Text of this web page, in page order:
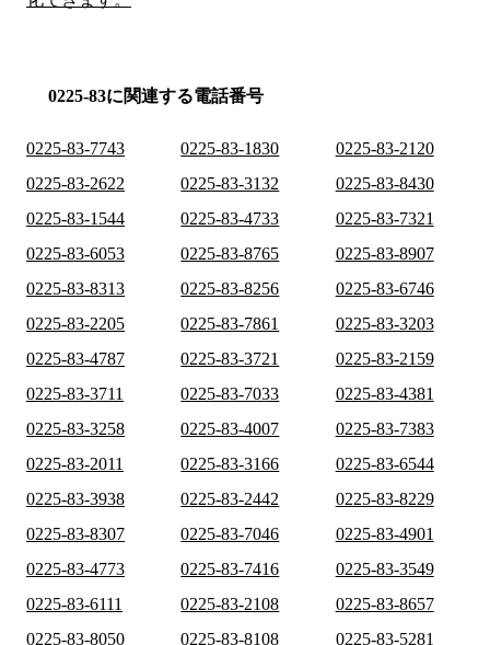
0225-83に関連する電話番号
0225-83-7743 0225-83-1830
0225-83-2120
0225-83-2622
0225-83-3132
0225-83-8430
0225-83-1544
0225-83-4733
0225-83-7321
0225-83-6053
0225-83-8765
0225-83-8907
0225-83-8313
0225-83-8256
0225-83-6746
0225-83-2205
0225-83-7861
0225-83-3203
0225-83-4787
0225-83-3721
0225-83-2159
0225-83-3711
0225-83-7033
0225-83-4381
0225-83-3258
0225-83-4007
0225-83-7383
0225-83-2011
0225-83-3166
0225-83-6544
0225-83-3938
0225-83-2442
0225-83-8229
0225-83-8307
0225-83-7046
0225-83-4901
0225-83-4773
0225-83-7416
0225-83-3549
0225-83-6111
0225-83-2108
0225-83-8657
0225-83-8050
0225-83-8108
0225-83-5281